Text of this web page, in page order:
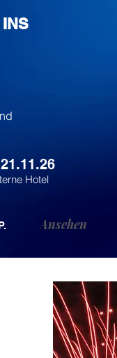
Hotel
Ansehen